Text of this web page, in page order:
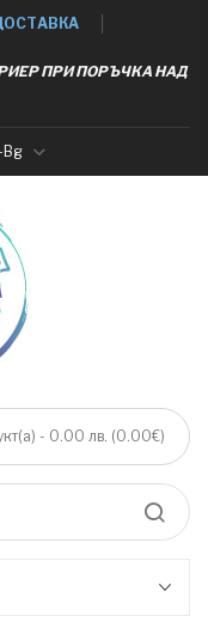
ПРИ ПОРЪЧКА НАД
Bg
- 0.00 лв. (0.00€)